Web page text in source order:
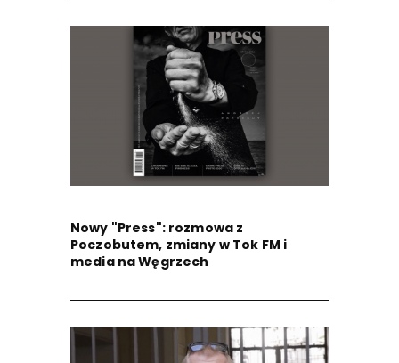
Nowy "Press": rozmowa z
Poczobutem, zmiany w Tok FM i
media na Węgrzech